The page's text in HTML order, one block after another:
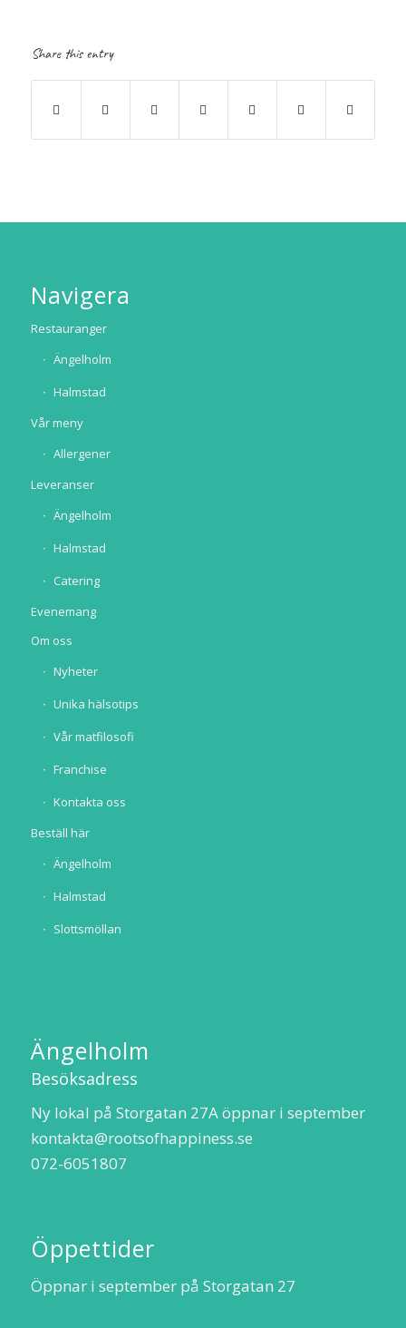
Share this entry
Navigera
Restauranger
Ängelholm
Halmstad
Vår meny
Allergener
Leveranser
Ängelholm
Halmstad
Catering
Evenemang
Om oss
Nyheter
Unika hälsotips
Vår matfilosofi
Franchise
Kontakta oss
Beställ här
Ängelholm
Halmstad
Slottsmöllan
Ängelholm
Besöksadress
Ny lokal på Storgatan 27A öppnar i september
kontakta@rootsofhappiness.se
072-6051807
Öppettider
Öppnar i september på Storgatan 27